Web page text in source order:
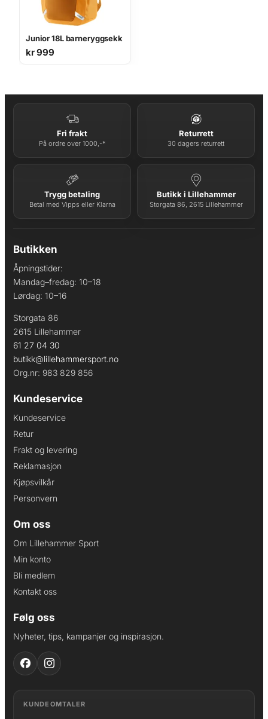
Junior 18L barneryggsekk
kr999
Fri frakt
På ordre over 1000,-*
Returrett
30 dagers returrett
Trygg betaling
Betal med Vipps eller Klarna
Butikk i Lillehammer
Storgata 86, 2615 Lillehammer
Butikken
Åpningstider:
Mandag–fredag: 10–18
Lørdag: 10–16
Storgata 86
2615 Lillehammer
61 27 04 30
butikk@lillehammersport.no
Org.nr: 983 829 856
Kundeservice
Kundeservice
Retur
Frakt og levering
Reklamasjon
Kjøpsvilkår
Personvern
Om oss
Om Lillehammer Sport
Min konto
Bli medlem
Kontakt oss
Følg oss
Nyheter, tips, kampanjer og inspirasjon.
KUNDEOMTALER